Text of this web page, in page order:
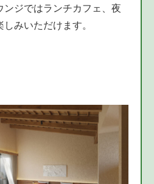
ンジではランチカフェ、夜
みいただけます。